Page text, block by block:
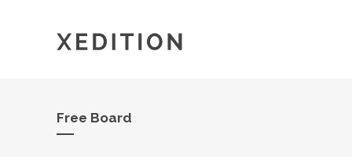
Free Board